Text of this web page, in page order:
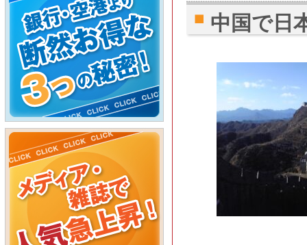
中国で日